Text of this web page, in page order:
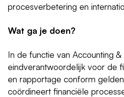
procesverbetering en
Wat ga je doen?
In de functie van Accounting
eindverantwoordelijk voor de
en rapportage conform
coördineert financiële